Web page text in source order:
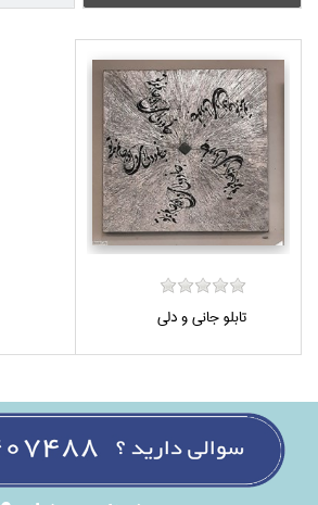
تابلو جاني و دلي